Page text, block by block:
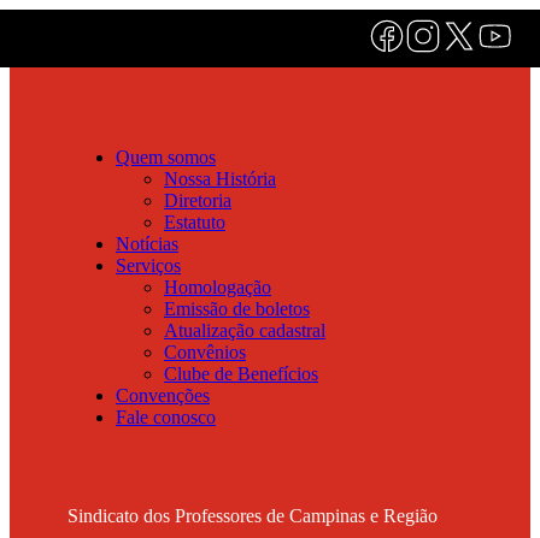
Quem somos
Nossa História
Diretoria
Estatuto
Notícias
Serviços
Homologação
Emissão de boletos
Atualização cadastral
Convênios
Clube de Benefícios
Convenções
Fale conosco
Sindicato dos Professores de Campinas e Região